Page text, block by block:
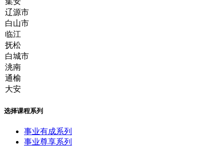
选择课程系列
事业有成系列
事业尊享系列